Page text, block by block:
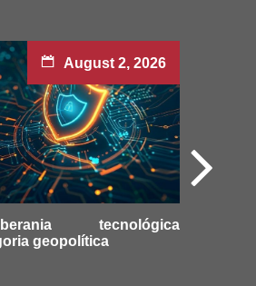
August 2, 2026
tecnológica
geopolítica